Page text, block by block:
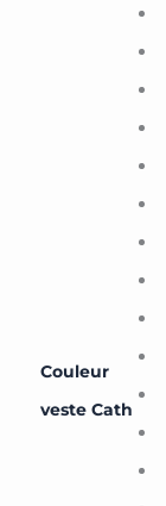
Couleur
veste Cath
Cath
Femme
léopard